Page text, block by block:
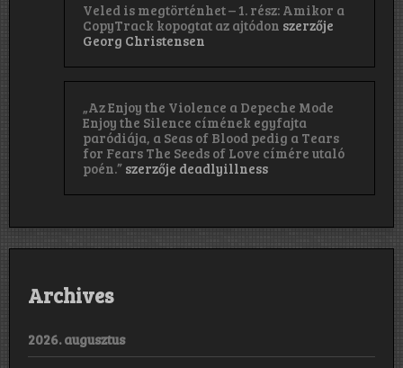
Veled is megtörténhet – 1. rész: Amikor a
CopyTrack kopogtat az ajtódon szerzője
Georg Christensen
„Az Enjoy the Violence a Depeche Mode
Enjoy the Silence címének egyfajta
paródiája, a Seas of Blood pedig a Tears
for Fears The Seeds of Love címére utaló
poén.” szerzője deadlyillness
Archives
2026. augusztus